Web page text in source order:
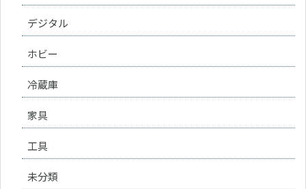
デジタル
ホビー
冷蔵庫
家具
工具
未分類